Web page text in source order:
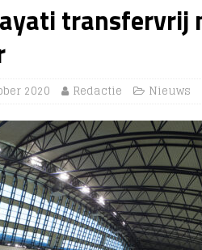
transfervrij
2020 Redactie Nieuws